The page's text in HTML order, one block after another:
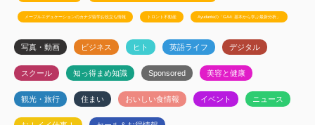
メープルエデュケーションのカナダ留学お役立ち情報 トロント不動産 Ayudanteの「GA4: 基本から学ぶ最新分析」
写真・動画 ビジネス ヒト 英語ライフ デジタル
スクール 知っ得まめ知識 Sponsored 美容と健康
観光・旅行 住まい おいしい食情報 イベント ニュース